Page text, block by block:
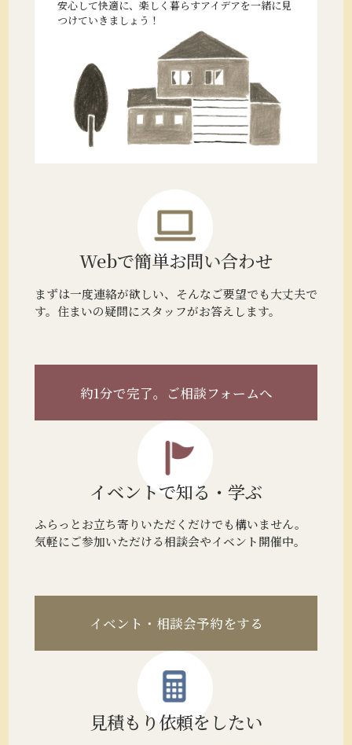
安心して快適に、楽しく暮らすアイデアを一緒に見
つけていきましょう！
Webで簡単お問い合わせ
まずは一度連絡が欲しい、そんなご要望でも大丈夫で
す。住まいの疑問にスタッフがお答えします。
約1分で完了。 ご相談フォームへ
イベントで知る・学ぶ
ふらっとお立ち寄りいただくだけでも構いません。
気軽にご参加いただける相談会やイベント開催中。
イベント・相談会予約をする
見積もり依頼をしたい